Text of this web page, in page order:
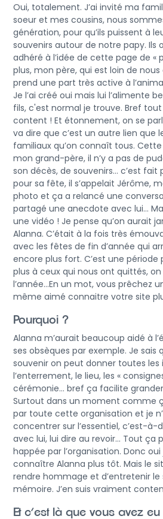
Oui, totalement. J’ai invité ma
soeur et mes cousins, nous
génération, pour qu’ils puissent à
souvenirs autour de notre papy. Ils
adhéré à l’idée de cette page de «
plus, mon père, qui est loin de
prend une part très active à
Je l’ai créé oui mais lui l’alimente
fils, c'est normal je trouve. Bref
content ! Et étonnement, on se
va dire que c’est un autre lien que
familiaux qu’on connaît tous.
mon grand-père, il n’y a pas de
son décès, de souvenirs… c’est fait
pour sa fête, il s’appelait Jérôme,
photo et ça a relancé une
partagé une anecdote avec lui…
une vidéo ! Je pense qu’on aurait
Alanna. C’était à la fois très
avec les fêtes de fin d’année qui
encore plus fort. C’est une période
plus à ceux qui nous ont quittés,
l’année…En un mot, vous prêchez
même aimé connaitre votre site
Pourquoi ?
Alanna m’aurait beaucoup aidé à
ses obsèques par exemple. Je sais
souvenir on peut donner toutes les
l’enterrement, le lieu, les «
cérémonie… bref ça facilite
Surtout dans un moment comme
par toute cette organisation et je
concentrer sur l’essentiel, c’est-
avec lui, lui dire au revoir… Tout ça
happée par l’organisation. Donc oui
connaître Alanna plus tôt. Mais le
rendre hommage et d’entretenir le
mémoire. J’en suis vraiment
Et c’est là que vous avez